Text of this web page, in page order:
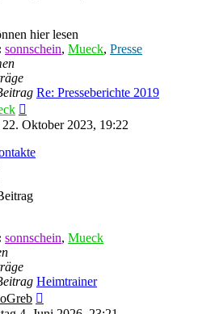
hier lesen
sonnschein, Mueck, Presse
Re: Presseberichte 2019
Beitrag
22. Oktober 2023, 19:22
sonnschein, Mueck
Heimtrainer
Beitrag